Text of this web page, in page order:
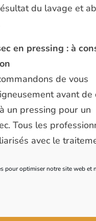
pour optimiser notre site web et
du lavage et
en pressing : à
de vous
avant de
un pressing pour un
Tous les
avec le
s’agit de laine, il
des garanties
de détérioration qui